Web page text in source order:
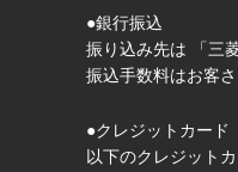
●銀行振込
振り込み先は 「三
振込手数料はお客
●クレジットカード
以下のクレジット